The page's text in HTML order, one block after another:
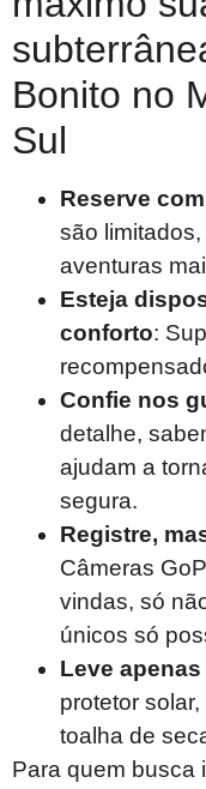
Bonito no
Sul
Reserve
são
aventuras
Esteja
conforto:
Confie nos
detalhe,
ajudam a
segura.
Registre,
Câmeras
vindas, só
únicos só
Leve
protetor
toalha de
Para quem busca